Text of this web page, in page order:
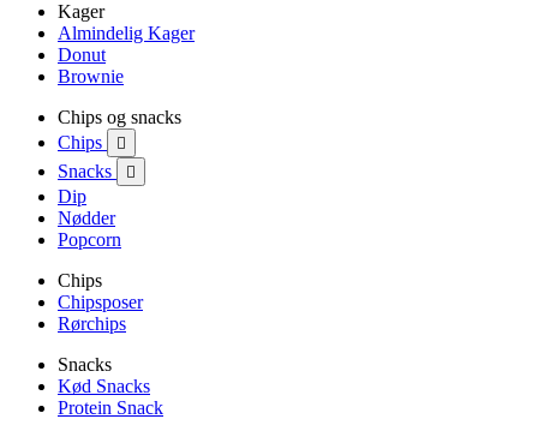
Kager
Almindelig Kager
Donut
Brownie
Chips og snacks
Chips

Snacks 
Dip
Nødder
Popcorn
Chips
Chipsposer
Rørchips
Snacks
Kød Snacks
Protein Snack